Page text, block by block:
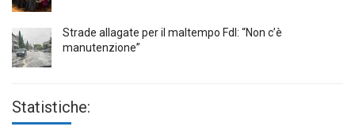
Strade allagate per il maltempo FdI: “Non c’è
manutenzione”
Statistiche: